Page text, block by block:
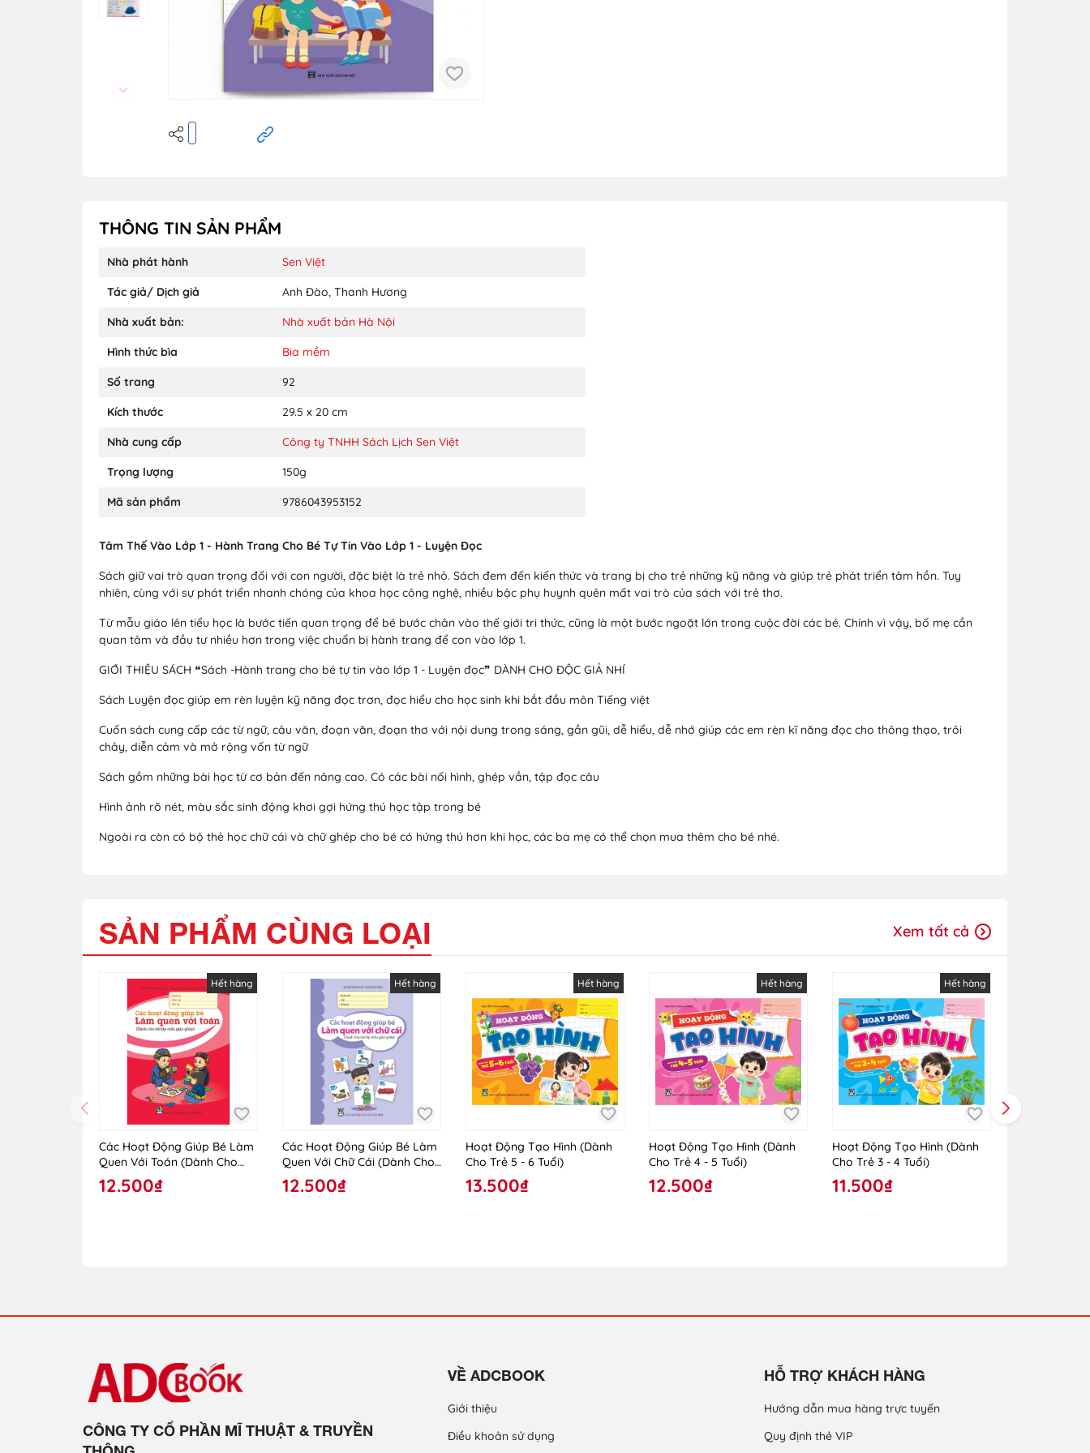
THÔNG TIN SẢN PHẨM
Nhà phát hành Sen Việt
Tác giả/ Dịch giả Anh Đào, Thanh Hương
Nhà xuất bản: Nhà xuất bản Hà Nội
Hình thức bìa Bìa mềm
Số trang 92
Kích thước 29.5 x 20 cm
Nhà cung cấp Công ty TNHH Sách Lịch Sen Việt
Trọng lượng 150g
Mã sản phẩm 9786043953152
Tâm Thế Vào Lớp 1 - Hành Trang Cho Bé Tự Tin Vào Lớp 1 - Luyện Đọc
Sách giữ vai trò quan trọng đối với con người, đặc biệt là trẻ nhỏ. Sách đem đến kiến thức và trang bị cho trẻ những kỹ năng và giúp trẻ phát triển tâm hồn. Tuy
nhiên, cùng với sự phát triển nhanh chóng của khoa học công nghệ, nhiều bậc phụ huynh quên mất vai trò của sách với trẻ thơ.
Từ mẫu giáo lên tiểu học là bước tiến quan trọng để bé bước chân vào thế giới tri thức, cũng là một bước ngoặt lớn trong cuộc đời các bé. Chính vì vậy, bố mẹ cần
quan tâm và đầu tư nhiều hơn trong việc chuẩn bị hành trang để con vào lớp 1.
GIỚI THIỆU SÁCH ❝Sách -Hành trang cho bé tự tin vào lớp 1 - Luyện đọc❞ DÀNH CHO ĐỘC GIẢ NHÍ
Sách Luyện đọc giúp em rèn luyện kỹ năng đọc trơn, đọc hiểu cho học sinh khi bắt đầu môn Tiếng việt
Cuốn sách cung cấp các từ ngữ, câu văn, đoạn văn, đoạn thơ với nội dung trong sáng, gần gũi, dễ hiểu, dễ nhớ giúp các em rèn kĩ năng đọc cho thông thạo, trôi
chảy, diễn cảm và mở rộng vốn từ ngữ
Sách gồm những bài học từ cơ bản đến nâng cao. Có các bài nối hình, ghép vần, tập đọc câu
Hình ảnh rõ nét, màu sắc sinh động khơi gợi hứng thú học tập trong bé
Ngoài ra còn có bộ thẻ học chữ cái và chữ ghép cho bé có hứng thú hơn khi học, các ba mẹ có thể chọn mua thêm cho bé nhé.
SẢN PHẨM CÙNG LOẠI Xem tất cả
Hết hàng
Các Hoạt Động Giúp Bé Làm
Quen Với Toán (Dành Cho
Trẻ Lớp Mẫu Giáo Ghép)
12.500₫
Hết hàng
Các Hoạt Động Giúp Bé Làm
Quen Với Chữ Cái (Dành Cho
Trẻ Lớp Mẫu Giáo Ghép)
12.500₫
Hết hàng
Hoạt Động Tạo Hình (Dành
Cho Trẻ 5 - 6 Tuổi)
13.500₫
Hết hàng
Hoạt Động Tạo Hình (Dành
Cho Trẻ 4 - 5 Tuổi)
12.500₫
Hết hàng
Hoạt Động Tạo Hình (Dành
Cho Trẻ 3 - 4 Tuổi)
11.500₫
CÔNG TY CỔ PHẦN MĨ THUẬT & TRUYỀN
VỀ ADCBOOK
Giới thiệu
Điều khoản sử dụng
HỖ TRỢ KHÁCH HÀNG
Hướng dẫn mua hàng trực tuyến
Quy định thẻ VIP